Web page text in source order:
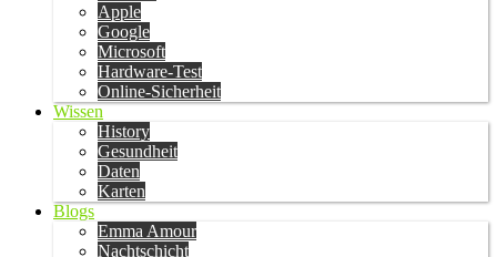
Apple
Google
Microsoft
Hardware-Test
Online-Sicherheit
Wissen
History
Gesundheit
Daten
Karten
Blogs
Emma Amour
Nachtschicht